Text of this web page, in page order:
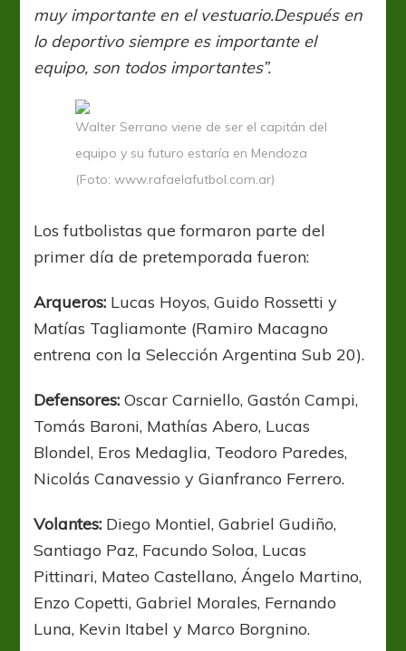
muy importante en el vestuario.Después en
lo deportivo siempre es importante el
equipo, son todos importantes”.
Walter Serrano viene de ser el capitán del
equipo y su futuro estaría en Mendoza
(Foto: www.rafaelafutbol.com.ar)
Los futbolistas que formaron parte del
primer día de pretemporada fueron:
Arqueros: Lucas Hoyos, Guido Rossetti y
Matías Tagliamonte (Ramiro Macagno
entrena con la Selección Argentina Sub 20).
Defensores: Oscar Carniello, Gastón Campi,
Tomás Baroni, Mathías Abero, Lucas
Blondel, Eros Medaglia, Teodoro Paredes,
Nicolás Canavessio y Gianfranco Ferrero.
Volantes: Diego Montiel, Gabriel Gudiño,
Santiago Paz, Facundo Soloa, Lucas
Pittinari, Mateo Castellano, Ángelo Martino,
Enzo Copetti, Gabriel Morales, Fernando
Luna, Kevin Itabel y Marco Borgnino.